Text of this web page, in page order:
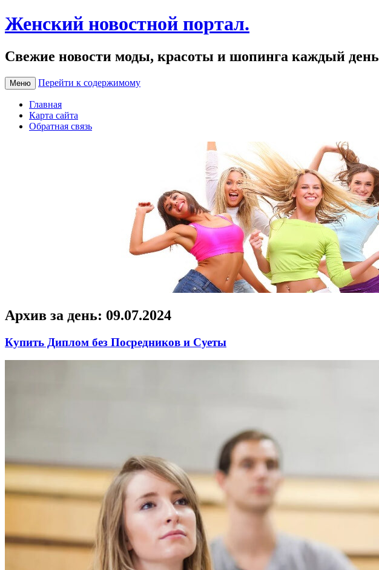
Женский новостной портал.
Свежие новости моды, красоты и шопинга каждый день
Меню Перейти к содержимому
Главная
Карта сайта
Обратная связь
Архив за день: 09.07.2024
Купить Диплом без Посредников и Суеты